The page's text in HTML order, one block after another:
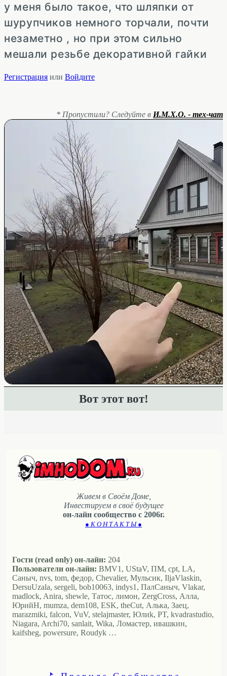
у меня было такое, что шляпки от
шурупчиков немного торчали, почти
незаметно , но при этом сильно
мешали резьбе декоративной гайки
Регистрация или Войдите
* Пропустили? Следуйте в И.М.Х.О. - тех-чат
Вот этот вот!
Живем в Своём Доме,
Инвестируем в своё будущее
он-лайн сообщество с 2006г.
● К О Н Т А К Т Ы ●
Гости (read only) он-лайн: 204
Пользователи он-лайн: BMV1, UStaV, ПМ, cpt, LA,
Саныч, nvs, tom, федор, Chevalier, Мульсик, IljaVlaskin,
DersuUzala, sergeli, bob10063, indys1, ПалСаныч, Vlakar,
madlock, Anira, shewle, Татос, лимон, ZergCross, Алла,
ЮрийН, mumza, dem108, ESK, theCut, Алька, Заец,
marazmiki, falcon, VuV, stelajmaster, Юлиk, PT, kvadrastudio,
Niagara, Archi70, sanlait, Wika, Ломастер, ивашкин,
kaifsheg, powersure, Roudyk …